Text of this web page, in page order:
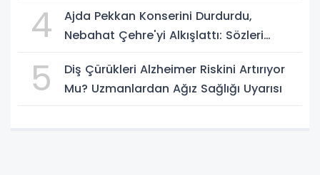
4
Ajda Pekkan Konserini Durdurdu,
Nebahat Çehre'yi Alkışlattı: Sözleri
5
Diş Çürükleri Alzheimer Riskini Artırıyor
Mu? Uzmanlardan Ağız Sağlığı Uyarısı